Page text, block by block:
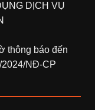
DỊCH VỤ
thông báo đến
2024/NĐ-CP